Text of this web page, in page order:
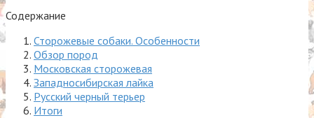
Содержание
Сторожевые собаки. Особенности
Обзор пород
Московская сторожевая
Западносибирская лайка
Русский черный терьер
Итоги